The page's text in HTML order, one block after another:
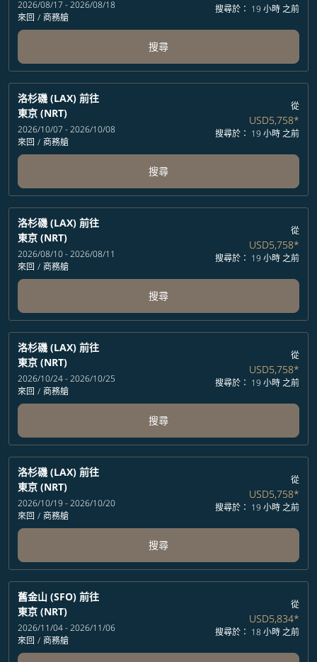
2026/08/17 - 2026/08/18
來回 / 商務艙
搜尋於： 19 小時 之前
搜尋
洛杉磯 (LAX) 前往
東京 (NRT)
2026/10/07 - 2026/10/08
來回 / 商務艙
從
USD5,758*
搜尋於： 19 小時 之前
搜尋
洛杉磯 (LAX) 前往
東京 (NRT)
2026/08/10 - 2026/08/11
來回 / 商務艙
從
USD5,758*
搜尋於： 19 小時 之前
搜尋
洛杉磯 (LAX) 前往
東京 (NRT)
2026/10/24 - 2026/10/25
來回 / 商務艙
從
USD5,758*
搜尋於： 19 小時 之前
搜尋
洛杉磯 (LAX) 前往
東京 (NRT)
2026/10/19 - 2026/10/20
來回 / 商務艙
從
USD5,758*
搜尋於： 19 小時 之前
搜尋
舊金山 (SFO) 前往
東京 (NRT)
2026/11/04 - 2026/11/06
來回 / 商務艙
從
USD5,834*
搜尋於： 18 小時 之前